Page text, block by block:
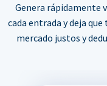
Genera rápidamente
cada entrada y deja
mercado justos y